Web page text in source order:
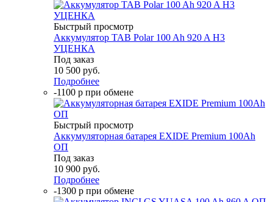
Быстрый просмотр
Аккумулятор TAB Polar 100 Ah 920 A H3
УЦЕНКА
Под заказ
10 500 руб.
Подробнее
-1100 р при обмене
Быстрый просмотр
Аккумуляторная батарея EXIDE Premium 100Ah
ОП
Под заказ
10 900 руб.
Подробнее
-1300 р при обмене